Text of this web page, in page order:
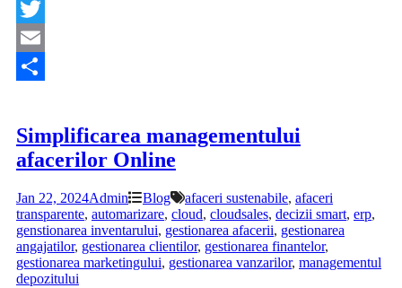
Facebook
Twitter
Email
Simplificarea managementului
afacerilor Online
Jan 22, 2024Admin Blog afaceri sustenabile, afaceri
transparente, automarizare, cloud, cloudsales, decizii smart, erp,
genstionarea inventarului, gestionarea afacerii, gestionarea
angajatilor, gestionarea clientilor, gestionarea finantelor,
gestionarea marketingului, gestionarea vanzarilor, managementul
depozitului